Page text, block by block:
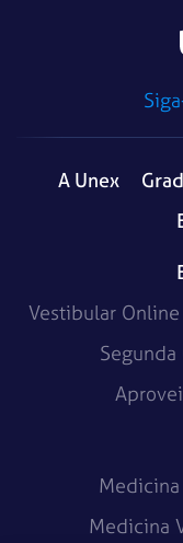
A Unex
Vestibular Online
Segunda
Medicina
Medicina